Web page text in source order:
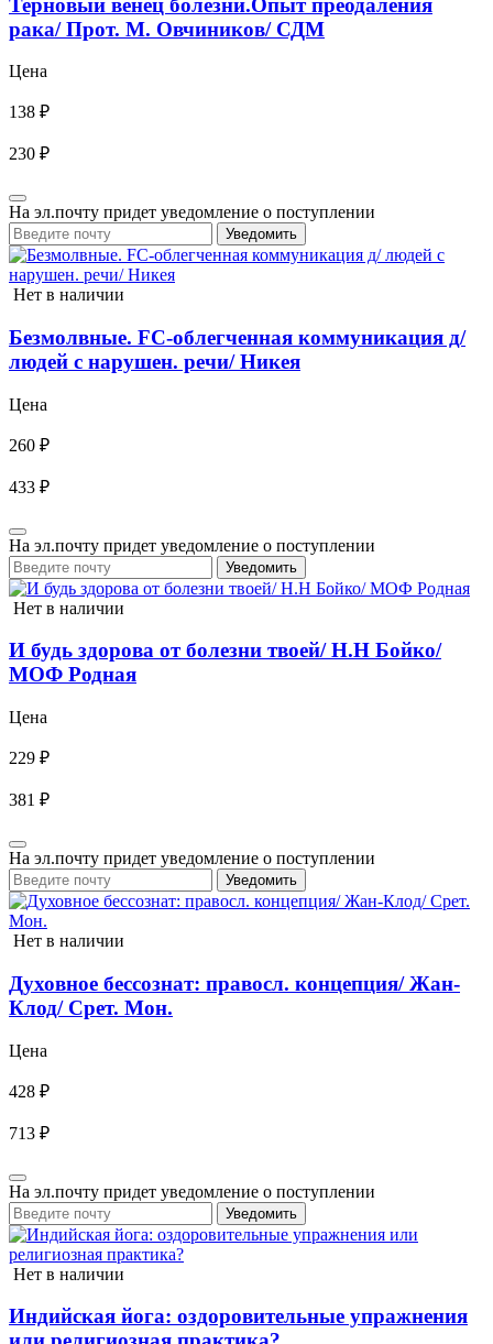
рака/ Прот. М. Овчиников/ СДМ
Цена
138 ₽
230 ₽
На эл.почту придет уведомление о поступлении
Уведомить
Нет в наличии
Безмолвные. FC-облегченная коммуникация д/
людей с нарушен. речи/ Никея
Цена
260 ₽
433 ₽
На эл.почту придет уведомление о поступлении
Уведомить
Нет в наличии
И будь здорова от болезни твоей/ Н.Н Бойко/
МОФ Родная
Цена
229 ₽
381 ₽
На эл.почту придет уведомление о поступлении
Уведомить
Нет в наличии
Духовное бессознат: правосл. концепция/ Жан-
Клод/ Срет. Мон.
Цена
428 ₽
713 ₽
На эл.почту придет уведомление о поступлении
Уведомить
Нет в наличии
Индийская йога: оздоровительные упражнения